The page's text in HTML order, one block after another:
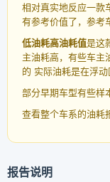
相对真实地反应一款
有参考价值了，参考
低油耗高油耗值是这
主油耗高，有些车主
的 实际油耗是在浮动
部分早期车型有些样
查看整个车系的油耗
报告说明